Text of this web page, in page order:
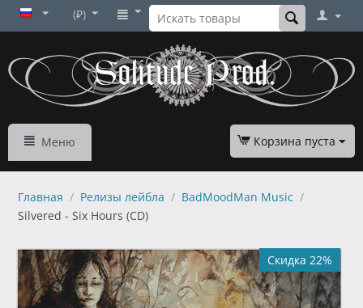
(₽)
Меню Корзина пуста
Главная / Релизы лейбла / BadMoodMan Music /
Silvered - Six Hours (CD)
Скидка 22%